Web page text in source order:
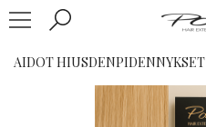
AIDOT HIUSDENPIDENNYKSET